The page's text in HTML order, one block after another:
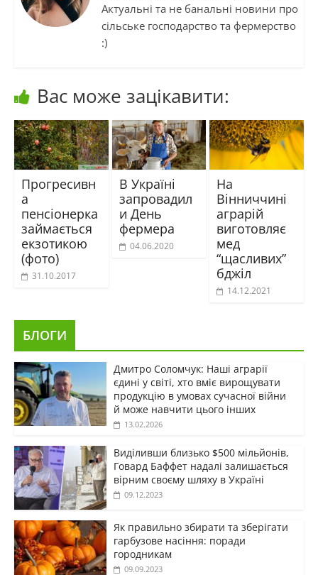
Актуальні та не банальні новини про
сільське господарство та фермерство
:)
Вас може зацікавити:
Прогресивн
а
пенсіонерка
займається
екзотикою
(фото)
31.10.2017
В Україні
запровадил
и День
фермера
04.06.2020
На
Вінниччині
аграрій
виготовляє
мед
“щасливих”
бджіл
14.12.2021
БЛОГИ
Дмитро Соломчук: Наші аграрії
єдині у світі, хто вміє вирощувати
продукцію в умовах сучасної війни
й може навчити цього інших
13.02.2026
Виділивши близько $500 мільйонів,
Говард Баффет надалі залишається
вірним своєму шляху в Україні
09.12.2023
Як правильно збирати та зберігати
гарбузове насіння: поради
городникам
09.09.2023